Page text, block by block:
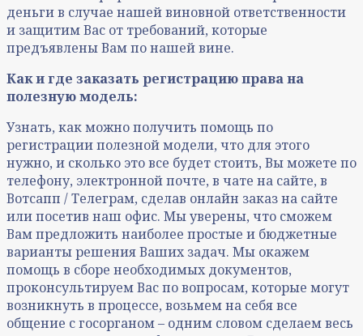
деньги в случае нашей виновной ответственности
и защитим Вас от требований, которые
предъявлены Вам по нашей вине.
Как и где заказать регистрацию права на
полезную модель:
Узнать, как можно получить помощь по
регистрации полезной модели, что для этого
нужно, и сколько это все будет стоить, Вы можете по
телефону, электронной почте, в чате на сайте, в
Вотсапп / Телеграм, сделав онлайн заказ на сайте
или посетив наш офис. Мы уверены, что сможем
Вам предложить наиболее простые и бюджетные
варианты решения Ваших задач. Мы окажем
помощь в сборе необходимых документов,
проконсультируем Вас по вопросам, которые могут
возникнуть в процессе, возьмем на себя все
общение с госорганом – одним словом сделаем весь